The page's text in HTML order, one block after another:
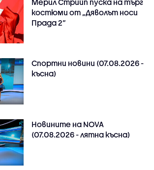
Мерил Стрийп пуска на търг
костюми от „Дяволът носи
Прада 2“
Спортни новини (07.08.2026 -
късна)
Новините на NOVA
(07.08.2026 - лятна късна)